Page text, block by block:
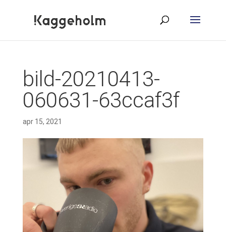
bild-20210413-
060631-63ccaf3f
apr 15, 2021